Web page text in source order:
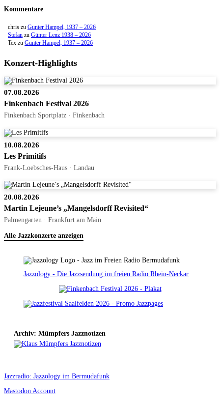
Kommentare
chris zu Gunter Hampel, 1937 – 2026
Stefan zu Günter Lenz 1938 – 2026
Tex zu Gunter Hampel, 1937 – 2026
Konzert-Highlights
07.08.2026
Finkenbach Festival 2026
Finkenbach Sportplatz · Finkenbach
10.08.2026
Les Primitifs
Frank-Loebsches-Haus · Landau
20.08.2026
Martin Lejeune’s „Mangelsdorff Revisited“
Palmengarten · Frankfurt am Main
Alle Jazzkonzerte anzeigen
Jazzology - Die Jazzsendung im freien Radio Rhein-Neckar
Archiv: Mümpfers Jazznotizen
Jazzradio: Jazzology im Bermudafunk
Mastodon Account